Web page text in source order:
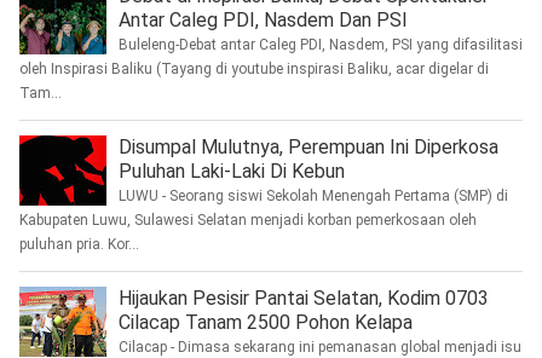
Antar Caleg PDI, Nasdem Dan PSI
Buleleng-Debat antar Caleg PDI, Nasdem, PSI yang difasilitasi
oleh Inspirasi Baliku (Tayang di youtube inspirasi Baliku, acar digelar di
Tam...
Disumpal Mulutnya, Perempuan Ini Diperkosa
Puluhan Laki-Laki Di Kebun
LUWU - Seorang siswi Sekolah Menengah Pertama (SMP) di
Kabupaten Luwu, Sulawesi Selatan menjadi korban pemerkosaan oleh
puluhan pria. Kor...
Hijaukan Pesisir Pantai Selatan, Kodim 0703
Cilacap Tanam 2500 Pohon Kelapa
Cilacap - Dimasa sekarang ini pemanasan global menjadi isu